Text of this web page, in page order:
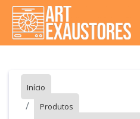
Início
Produtos